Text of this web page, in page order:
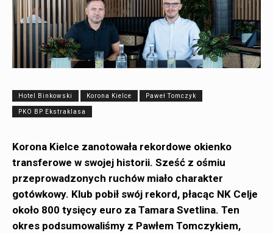
Hotel Binkowski Korona Kielce Paweł Tomczyk
PKO BP Ekstraklasa
Korona Kielce zanotowała rekordowe okienko
transferowe w swojej historii. Sześć z ośmiu
przeprowadzonych ruchów miało charakter
gotówkowy. Klub pobił swój rekord, płacąc NK Celje
około 800 tysięcy euro za Tamara Svetlina. Ten
okres podsumowaliśmy z Pawłem Tomczykiem,